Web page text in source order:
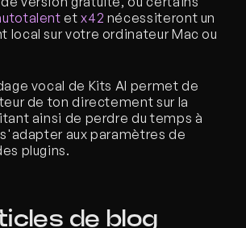
et x42 nécessiteront un
local sur votre ordinateur Mac ou
vocal de Kits AI permet de
de ton directement sur la
ainsi de perdre du temps à
aux paramètres de
plugins.
de blog